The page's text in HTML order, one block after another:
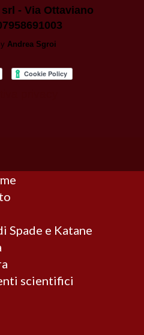
- Via Ottaviano
Andrea Sgroi
Spade e Katane
scientifici